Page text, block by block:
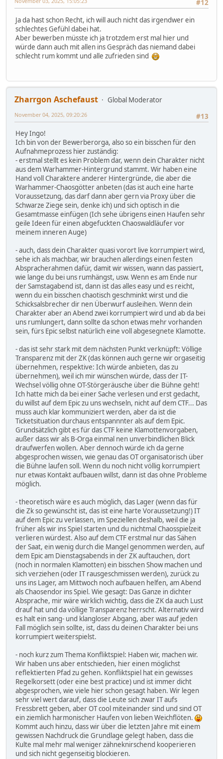
#12
Ja da hast schon Recht, ich will auch nicht das irgendwer ein
schlechtes Gefühl dabei hat.
Aber bewerben müsste ich ja trotzdem erst mal hier und
würde dann auch mit allen ins Gespräch das niemand dabei
schlecht rum kommt und alle zufrieden sind
Zharrgon Aschefaust
Global Moderator
#13
November 04, 2025, 09:20:26
Hey Ingo!
Ich bin von der Bewerberorga, also so ein bisschen für den
Aufnahmeprozess hier zuständig:
- erstmal stellt es kein Problem dar, wenn dein Charakter nicht
aus dem Warhammer-Hintergrund stammt. Wir haben eine
Hand voll Charaktere anderer Hintergründe, die aber die
Warhammer-Chaosgötter anbeten (das ist auch eine harte
Voraussetzung, das darf dann aber gern via Proxy über die
Schwarze Ziege sein, denke ich) und sich optisch in die
Gesamtmasse einfügen (Ich sehe übrigens einen Haufen sehr
geile Ideen für einen abgefuckten Chaoswaldläufer vor
meinem inneren Auge)
- auch, dass dein Charakter quasi vorort live korrumpiert wird,
sehe ich als machbar, wir brauchen allerdings einen festen
Abspracherahmen dafür, damit wir wissen, wann das passiert,
wie lange du bei uns rumhängst, usw. Wenn es am Ende nur
der Samstagabend ist, dann ist das alles easy und es reicht,
wenn du ein bisschen chaotisch geschminkt wirst und die
Schicksalsbrecher dir nen Überwurf ausleihen. Wenn dein
Charakter aber an Abend zwei korrumpiert wird und ab da bei
uns rumlungert, dann sollte da schon etwas mehr vorhanden
sein, fürs Epic selbst natürlich eine voll abgesegnete Klamotte.
- das ist sehr stark mit dem nächsten Punkt verknüpft: Völlige
Transparenz mit der ZK (das können auch gerne wir orgaseitig
übernehmen, respektive: Ich würde anbieten, das zu
übernehmen), weil ich mir wünschen würde, dass der IT-
Wechsel völlig ohne OT-Störgeräusche über die Bühne geht!
Ich hatte mich da bei einer Sache verlesen und erst gedacht,
du willst auf dem Epic zu uns wechseln, nicht auf dem CTF... Das
muss auch klar kommuniziert werden, aber da ist die
Ticketsituation durchaus entspannnter als auf dem Epic.
Grundsätzlich gibt es für das CTF keine Klamottenvorgaben,
außer dass wir als B-Orga einmal nen unverbindlichen Blick
draufwerfen wollen. Aber dennoch würde ich da gerne
abgesprochen wissen, wie genau das OT organisatorisch über
die Bühne laufen soll. Wenn du noch nicht völlig korrumpiert
nur etwas Kontakt aufbauen willst, dann ist das ohne Probleme
möglich.
- theoretisch wäre es auch möglich, das Lager (wenn das für
die Zk so gewünscht ist, das ist eine harte Voraussetzung!) IT
auf dem Epic zu verlassen, im Speziellen deshalb, weil die ja
früher als wir ins Spiel starten und du nichtmal Chaosspielzeit
verlieren würdest. Also auf dem CTF erstmal nur das Sähen
der Saat, ein wenig durch die Mangel genommen werden, auf
dem Epic am Dienstagsabends in der ZK auftauchen, dort
(noch in normalen Klamotten) ein bisschen Show machen und
sich verziehen (oder IT rausgeschmissen werden), zurück zu
uns ins Lager, am Mittwoch noch aufbauen helfen, am Abend
als Chaosendor ins Spiel. Wie gesagt: Das Ganze in dichter
Absprache, mir wäre wirklich wichtig, dass die ZK da auch Lust
drauf hat und da völlige Transparenz herrscht. Alternativ wird
es halt ein sang- und klangloser Abgang, aber was auf jeden
Fall möglich sein sollte, ist, dass du deinen Charakter bei uns
korrumpiert weiterspielst.
- noch kurz zum Thema Konfliktspiel: Haben wir, machen wir.
Wir haben uns aber entschieden, hier einen möglichst
reflektierten Pfad zu gehen. Konfliktspiel hat ein gewisses
Regelkorsett (oder eine best practice) und ist immer dicht
abgesprochen, wie viele hier schon gesagt haben. Wir legen
sehr viel wert darauf, dass die Leute sich zwar IT aufs
Fressbrett geben, aber OT cool miteinander sind und sind OT
ein ziemlich harmonischer Haufen von lieben Weichflöten.
Kommt auch hinzu, dass wir über die letzten Jahre mit einem
gewissen Nachdruck die Grundlage gelegt haben, dass die
Kulte mal mehr mal weniger zähneknirschend kooperieren
und sich nicht gegenseitig blockieren.